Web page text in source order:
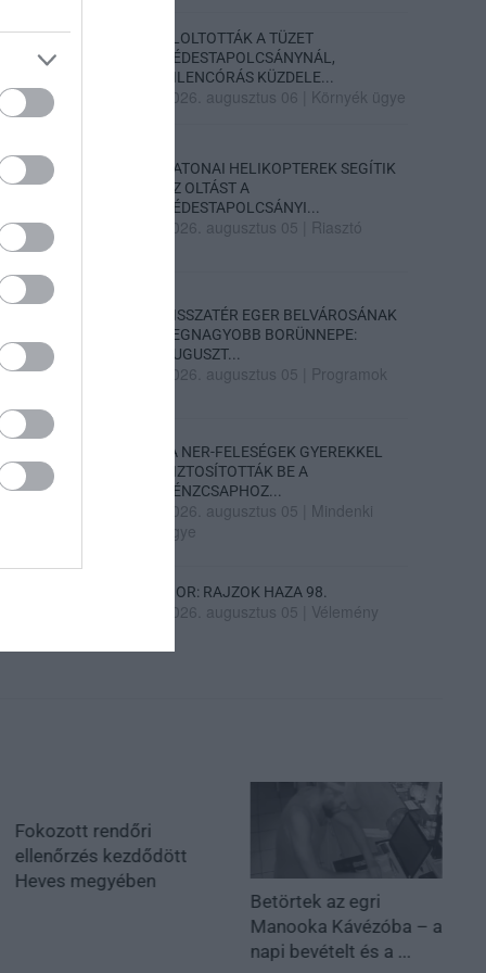
ELOLTOTTÁK A TÜZET
DÉDESTAPOLCSÁNYNÁL,
KILENCÓRÁS KÜZDELE...
2026. augusztus 06 Környék ügye
KATONAI HELIKOPTEREK SEGÍTIK
AZ OLTÁST A
DÉDESTAPOLCSÁNYI...
2026. augusztus 05 Riasztó
VISSZATÉR EGER BELVÁROSÁNAK
LEGNAGYOBB BORÜNNEPE:
AUGUSZT...
2026. augusztus 05 Programok
„A NER-FELESÉGEK GYEREKKEL
BIZTOSÍTOTTÁK BE A
PÉNZCSAPHOZ...
2026. augusztus 05
Mindenki
ügye
SIOR: RAJZOK HAZA 98.
2026. augusztus 05 Vélemény
Fokozott rendőri
ellenőrzés kezdődött
Heves megyében
Betörtek az egri
Manooka Kávézóba – a
napi bevételt és a ...